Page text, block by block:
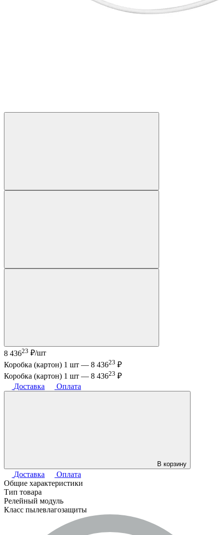
8 43623 ₽/шт
Коробка (картон) 1 шт — 8 43623 ₽
Коробка (картон) 1 шт — 8 43623 ₽
Доставка
Оплата
В корзину
Доставка
Оплата
Общие характеристики
Тип товара
Релейный модуль
Класс пылевлагозащиты